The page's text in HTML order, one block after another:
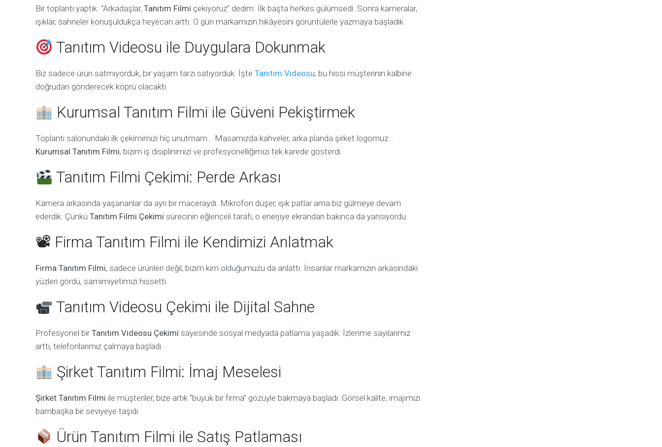
Bir toplantı yaptık. “Arkadaşlar, Tanıtım Filmi çekiyoruz” dedim. İlk başta herkes gülümsedi. Sonra kameralar,
ışıklar, sahneler konuşuldukça heyecan arttı. O gün markamızın hikâyesini görüntülerle yazmaya başladık.
Tanıtım Videosu ile Duygulara Dokunmak
Biz sadece ürün satmıyorduk, bir yaşam tarzı satıyorduk. İşte Tanıtım Videosu, bu hissi müşterinin kalbine
doğrudan gönderecek köprü olacaktı.
Kurumsal Tanıtım Filmi ile Güveni Pekiştirmek
Toplantı salonundaki ilk çekimimizi hiç unutmam… Masamızda kahveler, arka planda şirket logomuz…
Kurumsal Tanıtım Filmi, bizim iş disiplinimizi ve profesyonelliğimizi tek karede gösterdi.
Tanıtım Filmi Çekimi: Perde Arkası
Kamera arkasında yaşananlar da ayrı bir maceraydı. Mikrofon düşer, ışık patlar ama biz gülmeye devam
ederdik. Çünkü Tanıtım Filmi Çekimi sürecinin eğlenceli tarafı, o enerjiye ekrandan bakınca da yansıyordu.
📽 Firma Tanıtım Filmi ile Kendimizi Anlatmak
Firma Tanıtım Filmi, sadece ürünleri değil, bizim kim olduğumuzu da anlattı. İnsanlar markamızın arkasındaki
yüzleri gördü, samimiyetimizi hissetti.
Tanıtım Videosu Çekimi ile Dijital Sahne
Profesyonel birTanıtım Videosu Çekimi sayesinde sosyal medyada patlama yaşadık. İzlenme sayılarımız
arttı, telefonlarımız çalmaya başladı.
Şirket Tanıtım Filmi: İmaj Meselesi
Şirket Tanıtım Filmi ile müşteriler, bize artık “büyük bir firma” gözüyle bakmaya başladı. Görsel kalite, imajımızı
bambaşka bir seviyeye taşıdı.
Ürün Tanıtım Filmi ile Satış Patlaması